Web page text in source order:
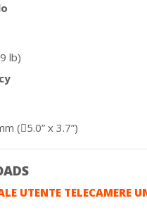
lb)
(􀈡5.0” x 3.7”)
UTENTE TELECAMERE